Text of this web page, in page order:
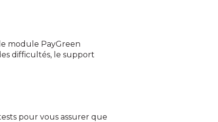
module PayGreen
difficultés, le support
pour vous assurer que